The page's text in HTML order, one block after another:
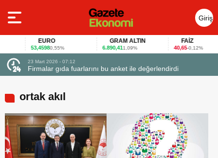
Giriş
Yap
EURO
53,45980,55%
GRAM ALTIN
6.890,411,09%
FAİZ
40,65-0,12%
23 Mart 2026 - 07:12
Firmalar gıda fuarlarını bu anket ile değerlendirdi
ortak akıl